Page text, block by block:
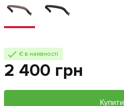
Є в наявності
2 400 грн
Купити